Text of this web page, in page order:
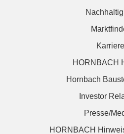
Karriere
HORNBACH
Hornbach
Investor
Presse/
HORNBACH